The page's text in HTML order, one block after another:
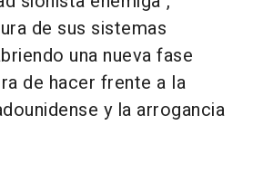
de sus sistemas
una nueva fase
de hacer frente a la
y la arrogancia